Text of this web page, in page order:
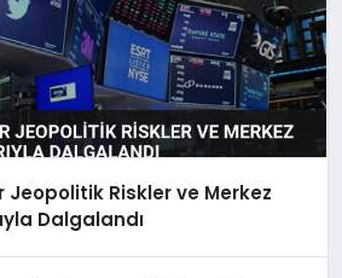
Jeopolitik Riskler ve Merkez
Dalgalandı